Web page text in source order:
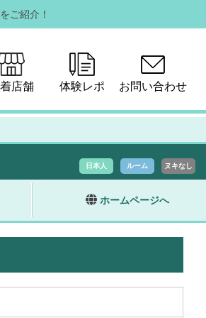
ご紹介！
店舗 体験レポ お問い合わせ
日本人 ルーム ヌキなし
ホームページへ